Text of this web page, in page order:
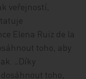
veřejností,
Elena Ruiz de la
toho, aby
„Díky
toho,